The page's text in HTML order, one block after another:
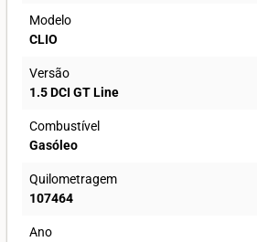
Modelo
CLIO
Versão
1.5 DCI GT Line
Combustível
Gasóleo
Quilometragem
107464
Ano